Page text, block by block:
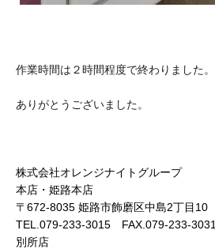
作業時間は２時間程度で終わりました。
ありがとうございました。
株式会社オレンジナイトグループ
本店・姫路本店
〒672-8035 姫路市飾磨区中島2丁目10
TEL.079-233-3015 FAX.079-233-3031
別所店